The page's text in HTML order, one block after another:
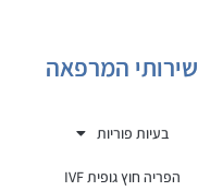
שירותי המרפאה
בעיות פוריות
הפריה חוץ גופית IVF